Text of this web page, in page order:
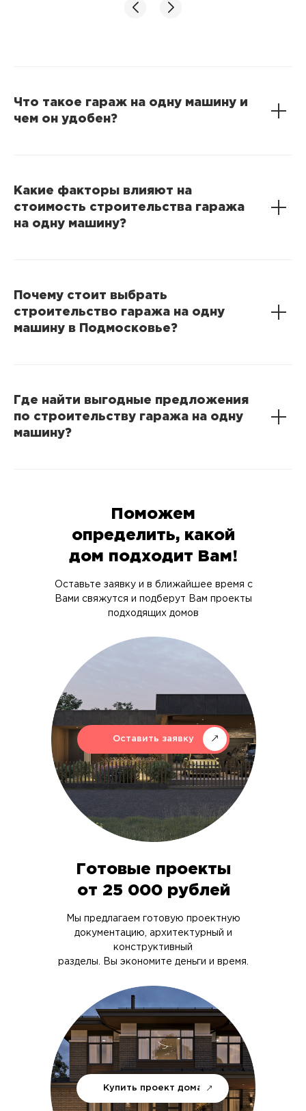
Что такое гараж на одну машину и
чем он удобен?
Какие факторы влияют на
стоимость строительства гаража
на одну машину?
Почему стоит выбрать
строительство гаража на одну
машину в Подмосковье?
Где найти выгодные предложения
по строительству гаража на одну
машину?
Купить проект дома
Оставить заявку
Готовые проекты
от 25 000 рублей
Мы предлагаем готовую проектную
документацию, архитектурный и
конструктивный
разделы. Вы экономите деньги и время.
Поможем
определить, какой
дом подходит Вам!
Оставьте заявку и в ближайшее время с
Вами свяжутся и подберут Вам проекты
подходящих домов